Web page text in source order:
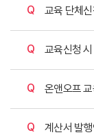
질문
교육 단체신
질문
교육신청
질문
온앤오프 교
질문
계산서 발행